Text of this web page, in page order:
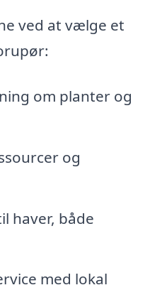
ved at vælge et
om planter og
og
haver, både
med lokal